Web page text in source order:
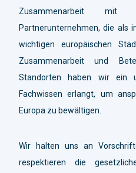
Zusammenarbeit
Partnerunternehmen, die als
wichtigen europäischen
Zusammenarbeit und
Standorten haben wir ein
Fachwissen erlangt, um
Europa zu bewältigen.
Wir halten uns an
respektieren die